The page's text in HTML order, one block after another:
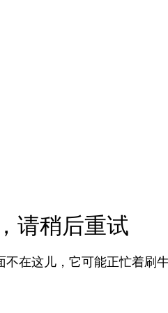
请稍后重试
不在这儿，它可能正忙着刷